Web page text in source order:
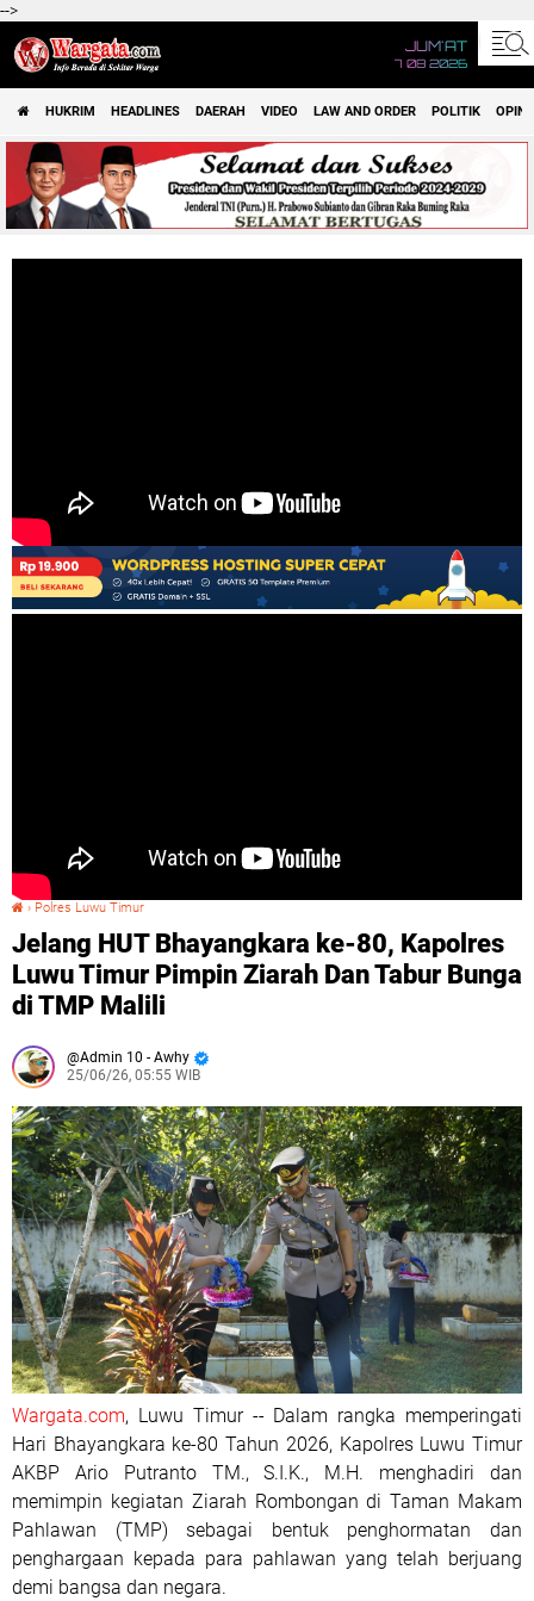
-->
JUM'AT
7 08 2026
HUKRIM HEADLINES DAERAH VIDEO LAW AND ORDER POLITIK OPINI
› Polres Luwu Timur
Jelang HUT Bhayangkara ke-80, Kapolres
Luwu Timur Pimpin Ziarah Dan Tabur Bunga
di TMP Malili
Admin 10 - Awhy
25/06/26, 05:55 WIB
Wargata.com, Luwu Timur -- Dalam rangka memperingati
Hari Bhayangkara ke-80 Tahun 2026, Kapolres Luwu Timur
AKBP Ario Putranto TM., S.I.K., M.H. menghadiri dan
memimpin kegiatan Ziarah Rombongan di Taman Makam
Pahlawan (TMP) sebagai bentuk penghormatan dan
penghargaan kepada para pahlawan yang telah berjuang
demi bangsa dan negara.